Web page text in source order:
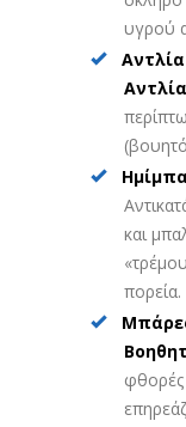
υγρού
και
πορεία.